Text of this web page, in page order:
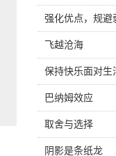
强化优点，规避
飞越沧海
保持快乐面对生
巴纳姆效应
取舍与选择
阴影是条纸龙